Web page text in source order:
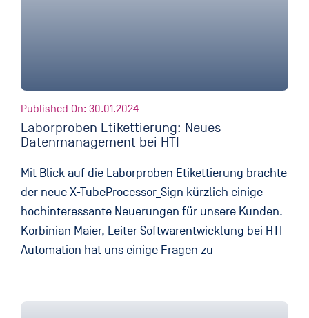
Published On: 30.01.2024
Laborproben Etikettierung: Neues
Datenmanagement bei HTI
Mit Blick auf die Laborproben Etikettierung brachte
der neue X-TubeProcessor_Sign kürzlich einige
hochinteressante Neuerungen für unsere Kunden.
Korbinian Maier, Leiter Softwarentwicklung bei HTI
Automation hat uns einige Fragen zu